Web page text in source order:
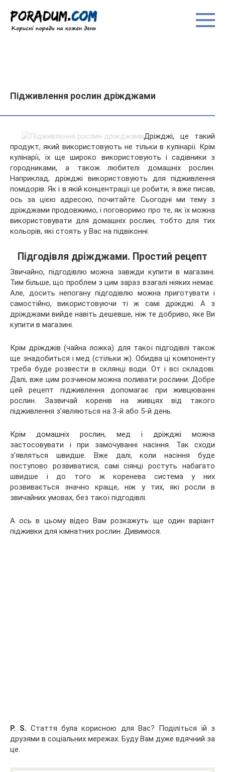
вмісту
Підживлення рослин дріжджами
Дріжджі, це такий
продукт, який використовують не тільки в кулінарії. Крім
кулінарії, їх ще широко використовують і садівники з
городниками, а також любителі домашніх рослин.
Наприклад, дріжджі використовують для підживлення
помідорів. Як і в якій концентрації церобити, я вже писав,
ось за цією адресою, почитайте. Сьогодні ми тему з
дріжджами продовжимо, і поговоримо про те, як їх можна
використовувати для домашніх рослин, тобто для тих
кольорів, які стоять у Вас на підвіконні.
Підгодівля дріжджами. Простий рецепт
Звичайно, підгодівлю можна завжди купити в магазині.
Тим більше, що проблем з цим зараз взагалі ніяких немає.
Але, досить непогану підгодівлю можна приготувати і
самостійно, використовуючи ті ж самі дріжджі. А з
дріжджами вийде навіть дешевше, ніж те добриво, яке Ви
купити в магазині.
Крім дріжджів (чайна ложка) для такої підгодівлі також
ще знадобиться і мед (стільки ж). Обидва ці компоненту
треба буде розвести в склянці води. От і всі складові.
Далі, вже цим розчином можна поливати рослини. Добре
цей рецепт підживлення допомагає при живцюванні
рослин. Зазвичай коренів на живцях від такого
підживлення з’являються на 3-й або 5-й день.
Крім домашніх рослин, мед і дріжджі можна
застосовувати і при замочуванні насіння. Так сходи
з’являться швидше. Вже далі, коли насіння буде
поступово розвиватися, самі сіянці ростуть набагато
швидше і до того ж коренева система у них
розвивається значно краще, ніж у тих, які росли в
звичайних умовах, без такої підгодівлі.
А ось в цьому відео Вам розкажуть ще один варіант
підживки для кімнатних рослин. Дивимося.
P. S. Стаття була корисною для Вас? Поділіться їй з
друзями в соціальних мережах. Буду Вам дуже вдячний за
це.